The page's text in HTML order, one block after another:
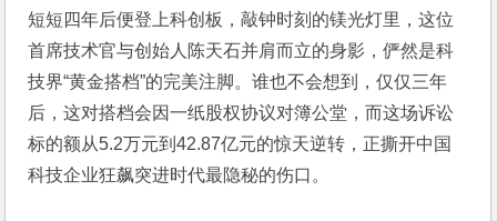
短短四年后便登上科创板，敲钟时刻的镁光灯里，这位
首席技术官与创始人陈天石并肩而立的身影，俨然是科
技界“黄金搭档”的完美注脚。谁也不会想到，仅仅三年
后，这对搭档会因一纸股权协议对簿公堂，而这场诉讼
标的额从5.2万元到42.87亿元的惊天逆转，正撕开中国
科技企业狂飙突进时代最隐秘的伤口。